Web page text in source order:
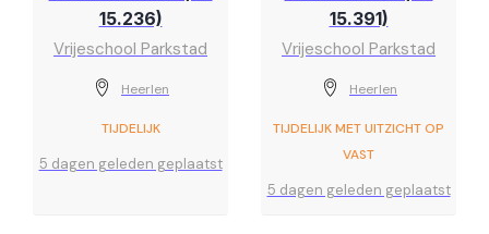
15.236)
Vrijeschool Parkstad
Heerlen
TIJDELIJK
5 dagen geleden geplaatst
15.391)
Vrijeschool Parkstad
Heerlen
TIJDELIJK MET UITZICHT OP
VAST
5 dagen geleden geplaatst